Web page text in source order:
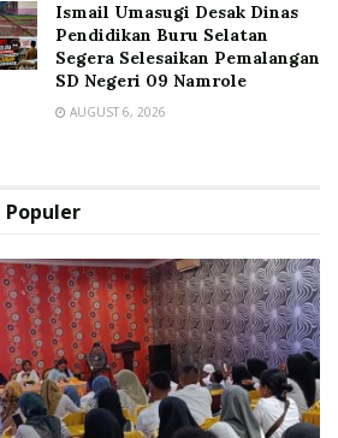
Ismail Umasugi Desak Dinas
Pendidikan Buru Selatan
Segera Selesaikan Pemalangan
SD Negeri 09 Namrole
AUGUST 6, 2026